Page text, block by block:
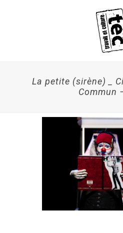
La petite (sirène) _
Commun